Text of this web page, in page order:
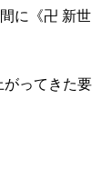
に
《卍 新世
ってきた要